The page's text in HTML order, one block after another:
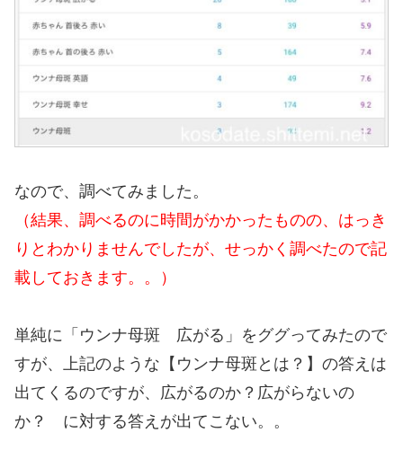
なので、調べてみました。
（結果、調べるのに時間がかかったものの、はっき
りとわかりませんでしたが、せっかく調べたので記
載しておきます。。）
単純に「ウンナ母斑 広がる」をググってみたので
すが、上記のような【ウンナ母斑とは？】の答えは
出てくるのですが、広がるのか？広がらないの
か？ に対する答えが出てこない。。